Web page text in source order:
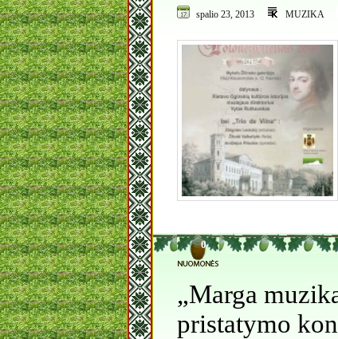
spalio 23, 2013 MUZIKA
0
„Marga
pristatymo